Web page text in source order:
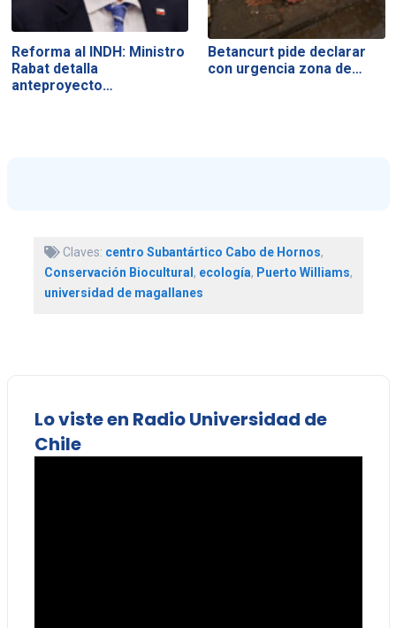
Reforma al INDH: Ministro
Rabat detalla
anteproyecto…
Betancurt pide declarar
con urgencia zona de…
Claves: centro Subantártico Cabo de Hornos,
Conservación Biocultural , ecología, Puerto Williams,
universidad de magallanes
Lo viste en Radio Universidad de
Chile